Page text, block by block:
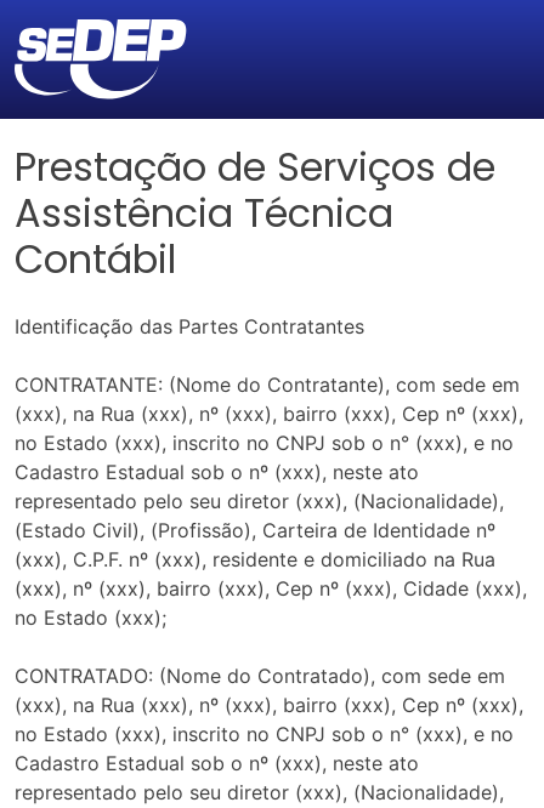
Prestação de Serviços de
Assistência Técnica
Contábil
Identificação das Partes Contratantes
CONTRATANTE: (Nome do Contratante), com sede em
(xxx), na Rua (xxx), nº (xxx), bairro (xxx), Cep nº (xxx),
no Estado (xxx), inscrito no CNPJ sob o n° (xxx), e no
Cadastro Estadual sob o nº (xxx), neste ato
representado pelo seu diretor (xxx), (Nacionalidade),
(Estado Civil), (Profissão), Carteira de Identidade nº
(xxx), C.P.F. nº (xxx), residente e domiciliado na Rua
(xxx), nº (xxx), bairro (xxx), Cep nº (xxx), Cidade (xxx),
no Estado (xxx);
CONTRATADO: (Nome do Contratado), com sede em
(xxx), na Rua (xxx), nº (xxx), bairro (xxx), Cep nº (xxx),
no Estado (xxx), inscrito no CNPJ sob o n° (xxx), e no
Cadastro Estadual sob o nº (xxx), neste ato
representado pelo seu diretor (xxx), (Nacionalidade),